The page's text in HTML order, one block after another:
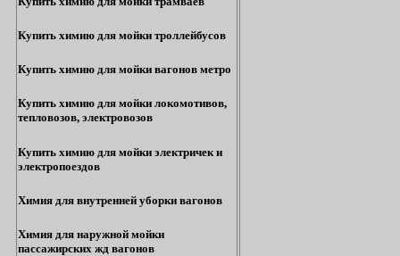
Купить химию для мойки троллейбусов
Купить химию для мойки вагонов метро
Купить химию для мойки локомотивов,
тепловозов, электровозов
Купить химию для мойки электричек и
электропоездов
Химия для внутренней уборки вагонов
Химия для наружной мойки
пассажирских жд вагонов